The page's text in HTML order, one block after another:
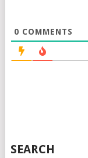
0 COMMENTS
SEARCH